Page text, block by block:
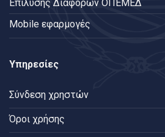
Επίλυσης Διαφορών ΟΠΕΜΕΔ
Mobile εφαρμογές
Υπηρεσίες
Σύνδεση χρηστών
Όροι χρήσης